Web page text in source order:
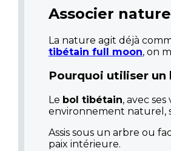
Associer
La nature agit déjà
tibétain full moon, on
Pourquoi utiliser
Le bol tibétain, avec
environnement naturel,
Assis sous un arbre ou
paix intérieure.